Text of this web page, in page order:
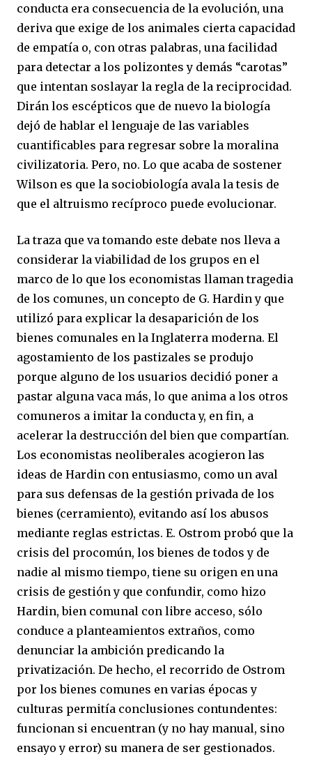
conducta era consecuencia de la evolución, una
deriva que exige de los animales cierta capacidad
de empatía o, con otras palabras, una facilidad
para detectar a los polizontes y demás “carotas”
que intentan soslayar la regla de la reciprocidad.
Dirán los escépticos que de nuevo la biología
dejó de hablar el lenguaje de las variables
cuantificables para regresar sobre la moralina
civilizatoria. Pero, no. Lo que acaba de sostener
Wilson es que la sociobiología avala la tesis de
que el altruismo recíproco puede evolucionar.
La traza que va tomando este debate nos lleva a
considerar la viabilidad de los grupos en el
marco de lo que los economistas llaman tragedia
de los comunes, un concepto de G. Hardin y que
utilizó para explicar la desaparición de los
bienes comunales en la Inglaterra moderna. El
agostamiento de los pastizales se produjo
porque alguno de los usuarios decidió poner a
pastar alguna vaca más, lo que anima a los otros
comuneros a imitar la conducta y, en fin, a
acelerar la destrucción del bien que compartían.
Los economistas neoliberales acogieron las
ideas de Hardin con entusiasmo, como un aval
para sus defensas de la gestión privada de los
bienes (cerramiento), evitando así los abusos
mediante reglas estrictas. E. Ostrom probó que la
crisis del procomún, los bienes de todos y de
nadie al mismo tiempo, tiene su origen en una
crisis de gestión y que confundir, como hizo
Hardin, bien comunal con libre acceso, sólo
conduce a planteamientos extraños, como
denunciar la ambición predicando la
privatización. De hecho, el recorrido de Ostrom
por los bienes comunes en varias épocas y
culturas permitía conclusiones contundentes:
funcionan si encuentran (y no hay manual, sino
ensayo y error) su manera de ser gestionados.